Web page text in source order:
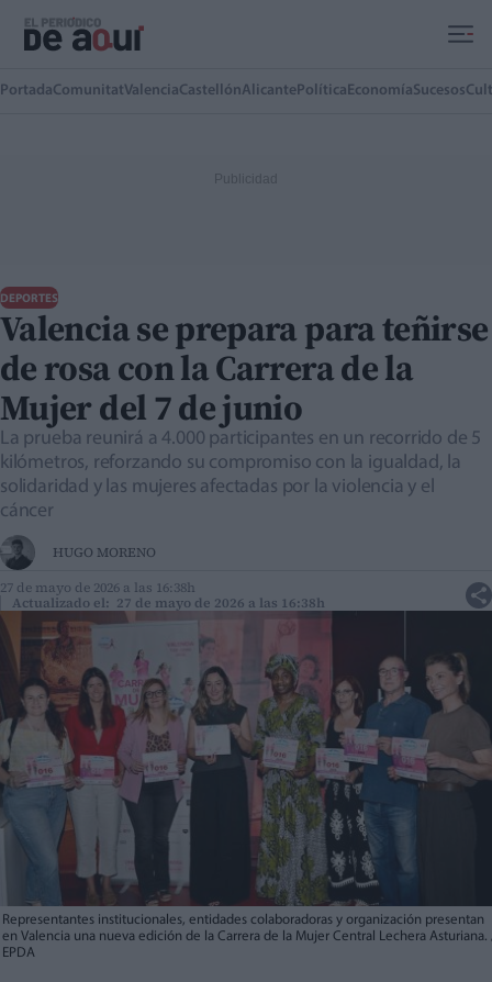
PortadaComunitatValenciaCastellónAlicante Política EconomíaSucesos
DEPORTES
Valencia se prepara para teñirse
de rosa con la Carrera de la
Mujer del 7 de junio
La prueba reunirá a 4.000 participantes en un recorrido de 5
kilómetros, reforzando su compromiso con la igualdad, la
solidaridad y las mujeres afectadas por la violencia y el
cáncer
HUGO MORENO
27 de mayo de 2026 a las 16:38h
Actualizado el: 27 de mayo de 2026 a las 16:38h
Representantes institucionales, entidades colaboradoras y organización presentan
en Valencia una nueva edición de la Carrera de la Mujer Central Lechera Asturiana.
EPDA